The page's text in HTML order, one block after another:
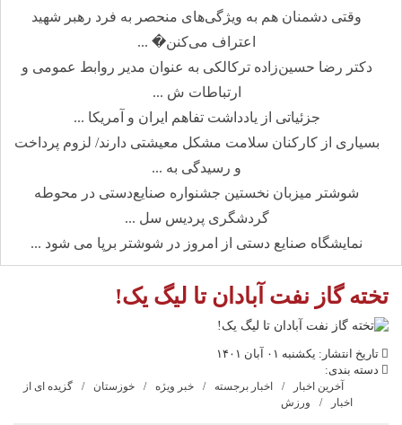
وقتی دشمنان هم به ویژگی‌های منحصر به فرد رهبر شهید
اعتراف می‌کنن� ...
دکتر رضا حسین‌زاده ترکالکی به عنوان مدیر روابط عمومی و
ارتباطات ش ...
جزئیاتی از یادداشت تفاهم ایران و آمریکا ...
بسیاری از کارکنان سلامت مشکل معیشتی دارند/ لزوم پرداخت
و رسیدگی به ...
شوشتر میزبان نخستین جشنواره صنایع‌دستی در محوطه
گردشگری پردیس سل ...
نمایشگاه صنایع دستی از امروز در شوشتر برپا می شود ...
تخته گاز نفت آبادان تا لیگ یک!
تاریخ انتشار: یکشنبه ۰۱ آبان ۱۴۰۱
دسته بندی:
آخرین اخبار اخبار برجسته خبر ویژه خوزستان
گزیده ای از
اخبار
ورزش